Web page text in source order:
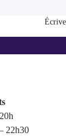
22h30